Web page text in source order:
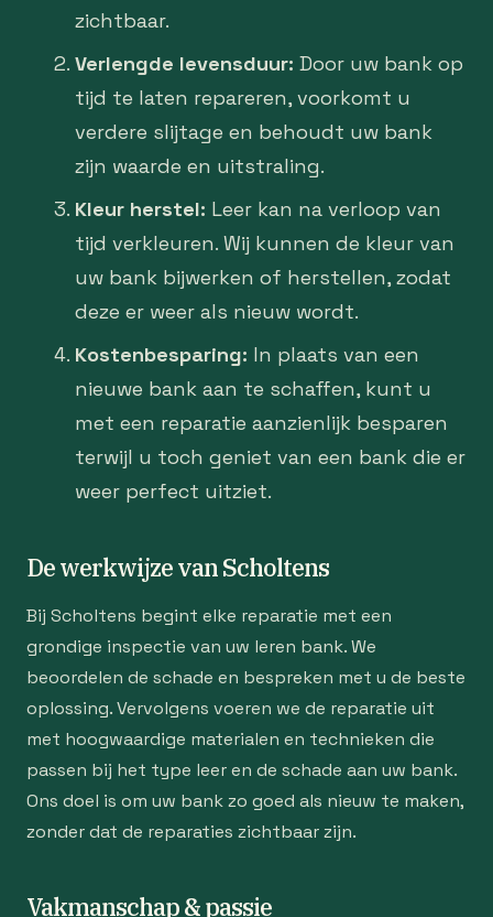
zichtbaar.
Verlengde levensduur: Door uw bank op
tijd te laten repareren, voorkomt u
verdere slijtage en behoudt uw bank
zijn waarde en uitstraling.
Kleur herstel: Leer kan na verloop van
tijd verkleuren. Wij kunnen de kleur van
uw bank bijwerken of herstellen, zodat
deze er weer als nieuw wordt.
Kostenbesparing: In plaats van een
nieuwe bank aan te schaffen, kunt u
met een reparatie aanzienlijk besparen
terwijl u toch geniet van een bank die er
weer perfect uitziet.
De werkwijze van Scholtens
Bij Scholtens begint elke reparatie met een
grondige inspectie van uw leren bank. We
beoordelen de schade en bespreken met u de beste
oplossing. Vervolgens voeren we de reparatie uit
met hoogwaardige materialen en technieken die
passen bij het type leer en de schade aan uw bank.
Ons doel is om uw bank zo goed als nieuw te maken,
zonder dat de reparaties zichtbaar zijn.
Vakmanschap & passie